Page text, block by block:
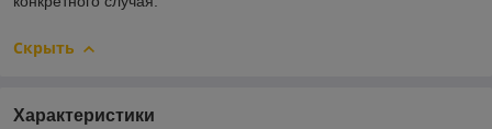
Скрыть
Характеристики